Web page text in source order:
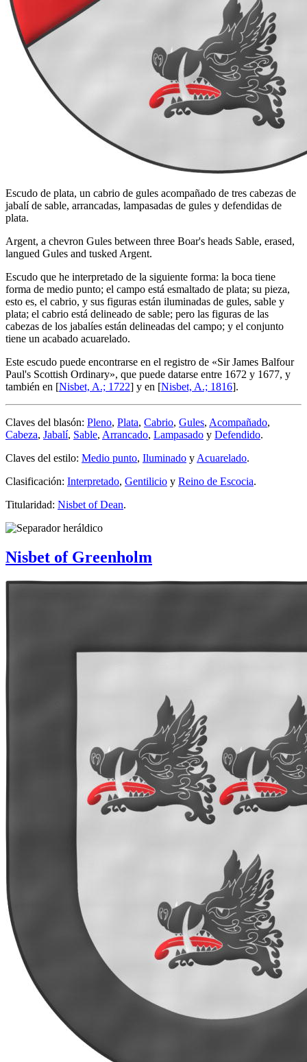
Escudo de plata, un cabrio de gules acompañado de tres cabezas de
jabalí de sable, arrancadas, lampasadas de gules y defendidas de
plata.
Argent, a chevron Gules between three Boar's heads Sable, erased,
langued Gules and tusked Argent.
Escudo que he interpretado de la siguiente forma: la boca tiene
forma de medio punto; el campo está esmaltado de plata; su pieza,
esto es, el cabrio, y sus figuras están iluminadas de gules, sable y
plata; el cabrio está delineado de sable; pero las figuras de las
cabezas de los jabalíes están delineadas del campo; y el conjunto
tiene un acabado acuarelado.
Este escudo puede encontrarse en el registro de «Sir James Balfour
Paul's Scottish Ordinary», que puede datarse entre 1672 y 1677, y
también en [Nisbet, A.; 1722] y en [Nisbet, A.; 1816].
Claves del blasón: Pleno, Plata, Cabrio, Gules, Acompañado,
Cabeza, Jabalí, Sable, Arrancado, Lampasado y Defendido.
Claves del estilo: Medio punto, Iluminado y Acuarelado.
Clasificación: Interpretado, Gentilicio y Reino de Escocia.
Titularidad: Nisbet of Dean.
Nisbet of Greenholm